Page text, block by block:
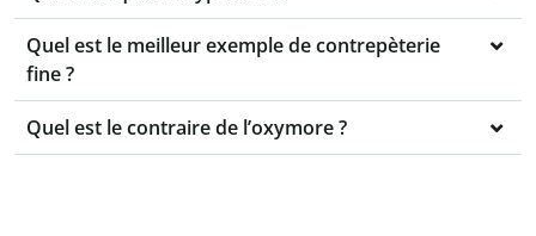
Quel est le meilleur exemple de contrepèterie
fine ?
Quel est le contraire de l’oxymore ?